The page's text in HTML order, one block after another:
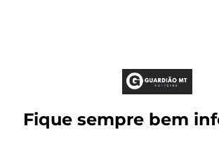
Fique sempre bem